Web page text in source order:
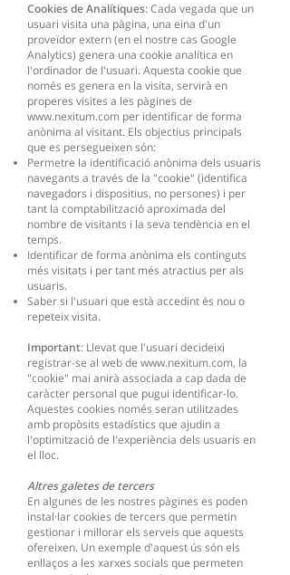
Cookies de Analítiques: Cada vegada que un
usuari visita una pàgina, una eina d'un
proveïdor extern (en el nostre cas Google
Analytics) genera una cookie analítica en
l'ordinador de l'usuari. Aquesta cookie que
només es genera en la visita, servirà en
properes visites a les pàgines de
www.nexitum.com per identificar de forma
anònima al visitant. Els objectius principals
que es persegueixen són:
Permetre la identificació anònima dels usuaris
navegants a través de la "cookie" (identifica
navegadors i dispositius, no persones) i per
tant la comptabilització aproximada del
nombre de visitants i la seva tendència en el
temps.
Identificar de forma anònima els continguts
més visitats i per tant més atractius per als
usuaris.
Saber si l'usuari que està accedint és nou o
repeteix visita.
Important: Llevat que l'usuari decideixi
registrar-se al web de www.nexitum.com, la
"cookie" mai anirà associada a cap dada de
caràcter personal que pugui identificar-lo.
Aquestes cookies només seran utilitzades
amb propòsits estadístics que ajudin a
l'optimització de l'experiència dels usuaris en
el lloc.
Altres galetes de tercers
En algunes de les nostres pàgines es poden
instal·lar cookies de tercers que permetin
gestionar i millorar els serveis que aquests
ofereixen. Un exemple d'aquest ús són els
enllaços a les xarxes socials que permeten